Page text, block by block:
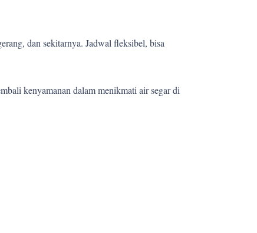
dan sekitarnya. Jadwal fleksibel, bisa
kenyamanan dalam menikmati air segar di